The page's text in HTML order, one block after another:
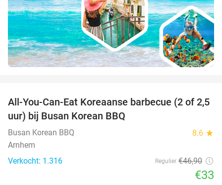
30%
All-You-Can-Eat Koreaanse barbecue (2 of 2,5
uur) bij Busan Korean BBQ
Busan Korean BBQ 8.6 star
Arnhem
Verkocht: 1.316
Regulier €46,90
€33